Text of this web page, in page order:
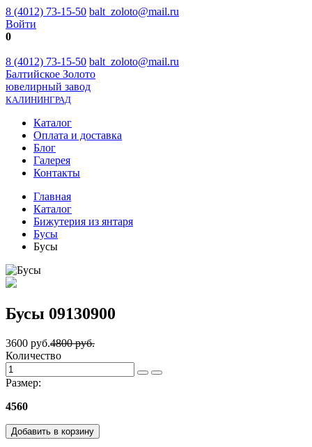
8 (4012) 73-15-50 balt_zoloto@mail.ru
Войти
0
8 (4012) 73-15-50 balt_zoloto@mail.ru
Балтийское Золото
ювелирный завод
КАЛИНИНГРАД
Каталог
Оплата и доставка
Блог
Галерея
Контакты
Главная
Каталог
Бижутерия из янтаря
Бусы
Бусы
Бусы 09130900
3600 руб.4800 руб.
Количество
Размер:
4560
Добавить в корзину